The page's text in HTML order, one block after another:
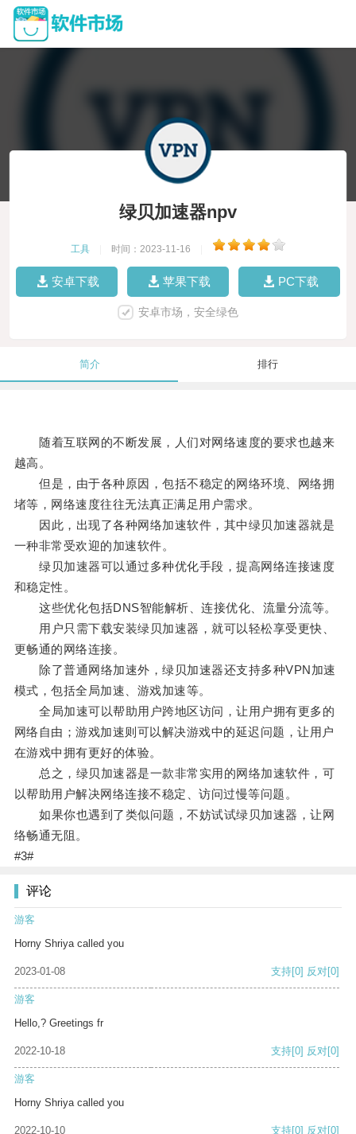
绿贝加速器npv
工具 时间：2023-11-16
安卓下载 苹果下载 PC下载
安卓市场，安全绿色
简介 排行
随着互联网的不断发展，人们对网络速度的要求也越来
越高。
但是，由于各种原因，包括不稳定的网络环境、网络拥
堵等，网络速度往往无法真正满足用户需求。
因此，出现了各种网络加速软件，其中绿贝加速器就是
一种非常受欢迎的加速软件。
绿贝加速器可以通过多种优化手段，提高网络连接速度
和稳定性。
这些优化包括DNS智能解析、连接优化、流量分流等。
用户只需下载安装绿贝加速器，就可以轻松享受更快、
更畅通的网络连接。
除了普通网络加速外，绿贝加速器还支持多种VPN加速
模式，包括全局加速、游戏加速等。
全局加速可以帮助用户跨地区访问，让用户拥有更多的
网络自由；游戏加速则可以解决游戏中的延迟问题，让用户
在游戏中拥有更好的体验。
总之，绿贝加速器是一款非常实用的网络加速软件，可
以帮助用户解决网络连接不稳定、访问过慢等问题。
如果你也遇到了类似问题，不妨试试绿贝加速器，让网
络畅通无阻。
#3#
评论
游客
Horny Shriya called you
2023-01-08 支持[0] 反对[0]
游客
Hello,? Greetings fr
2022-10-18 支持[0] 反对[0]
游客
Horny Shriya called you
2022-10-10 支持[0] 反对[0]